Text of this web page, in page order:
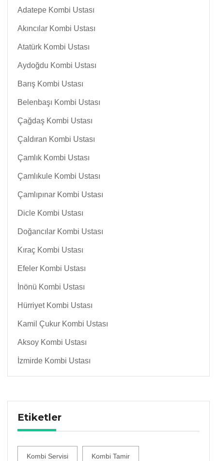
Adatepe Kombi Ustası
Akıncılar Kombi Ustası
Atatürk Kombi Ustası
Aydoğdu Kombi Ustası
Barış Kombi Ustası
Belenbaşı Kombi Ustası
Çağdaş Kombi Ustası
Çaldıran Kombi Ustası
Çamlık Kombi Ustası
Çamlıkule Kombi Ustası
Çamlıpınar Kombi Ustası
Dicle Kombi Ustası
Doğancılar Kombi Ustası
Kıraç Kombi Ustası
Efeler Kombi Ustası
İnönü Kombi Ustası
Hürriyet Kombi Ustası
Kamil Çukur Kombi Ustası
Aksoy Kombi Ustası
İzmirde Kombi Ustası
Etiketler
Kombi Servisi Kombi Tamir